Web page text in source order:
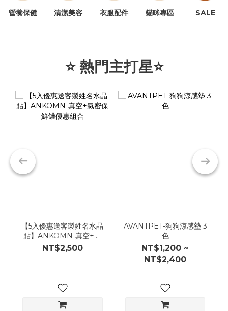
營養保健 清潔美容 衣服配件 貓咪專區 SALE
⭐ 熱門主打星⭐
【5入優惠送客製姓名水晶
貼】ANKOMN-真空+氣
密保鮮罐優惠組合
NT$2,500
AVANTPET-狗狗涼感墊 3
色
NT$1,200 ~
NT$2,400